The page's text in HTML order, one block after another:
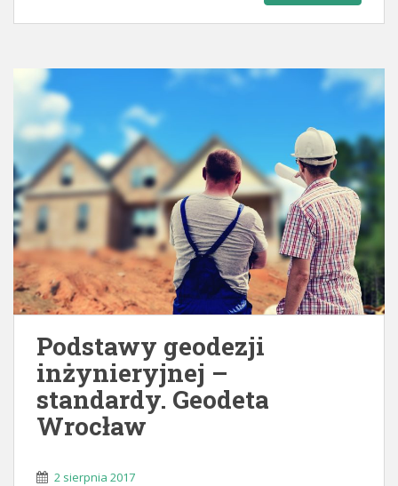
Podstawy geodezji
inżynieryjnej –
standardy. Geodeta
Wrocław
2 sierpnia 2017